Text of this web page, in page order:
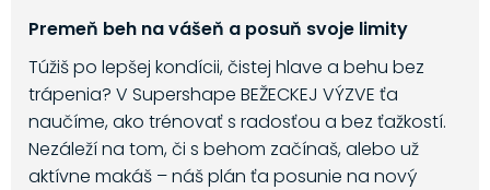
Premeň beh na vášeň a posuň svoje limity
Túžiš po lepšej kondícii, čistej hlave a behu bez
trápenia? V Supershape BEŽECKEJ VÝZVE ťa
naučíme, ako trénovať s radosťou a bez ťažkostí.
Nezáleží na tom, či s behom začínaš, alebo už
aktívne makáš – náš plán ťa posunie na nový